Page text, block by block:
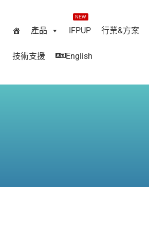
產品
NEW
IFPUP 行業&方案
技術支援 English